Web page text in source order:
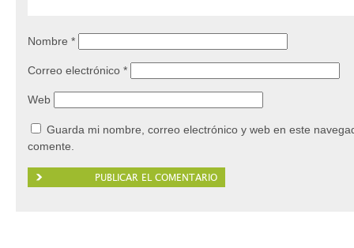
Nombre *
Correo electrónico *
Web
Guarda mi nombre, correo electrónico y web en este
comente.